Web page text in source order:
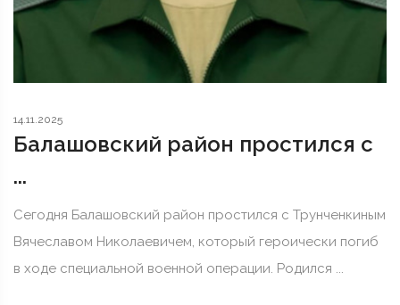
14.11.2025
Балашовский район простился с
...
Сегодня Балашовский район простился с Трунченкиным
Вячеславом Николаевичем, который героически погиб
в ходе специальной военной операции. Родился ...